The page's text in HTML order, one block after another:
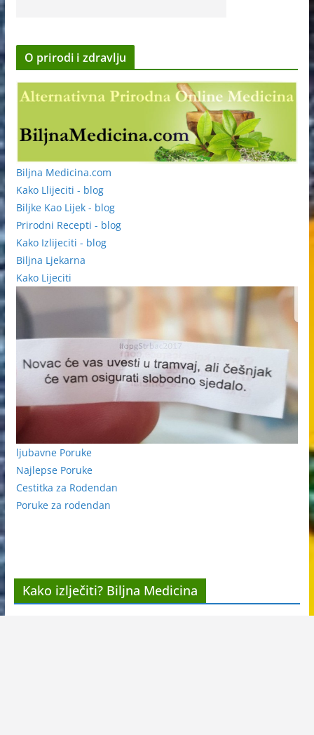
O prirodi i zdravlju
Biljna Medicina.com
Kako Llijeciti - blog
Biljke Kao Lijek - blog
Prirodni Recepti - blog
Kako Izlijeciti - blog
Biljna Ljekarna
Kako Lijeciti
ljubavne Poruke
Najlepse Poruke
Cestitka za Rodendan
Poruke za rodendan
Kako izlječiti? Biljna Medicina